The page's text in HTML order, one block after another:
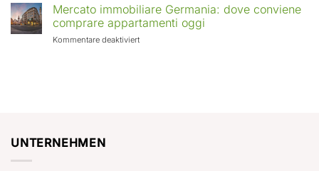
in
crescita
rendimenti
casa
a
Berlino
con
Mercato immobiliare Germania: dove conviene
comprare appartamenti oggi
Kommentare deaktiviertfür
UNTERNEHMEN